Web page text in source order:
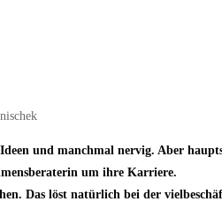
und manchmal nervig. Aber
um ihre Karriere.
Das löst natürlich bei der